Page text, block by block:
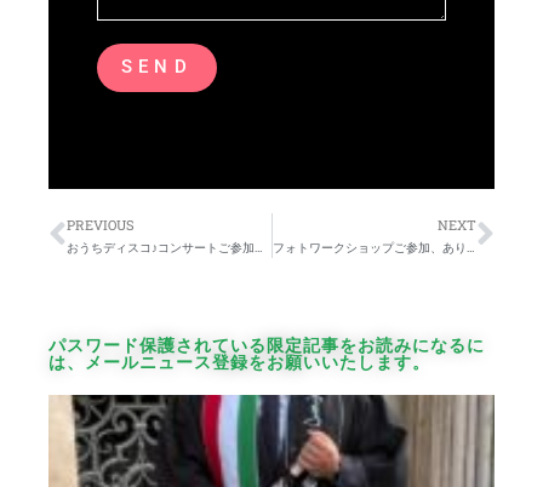
SEND
PREVIOUS NEXT
パスワード保護されている限定記事をお読みになるに
は、メールニュース登録をお願いいたします。